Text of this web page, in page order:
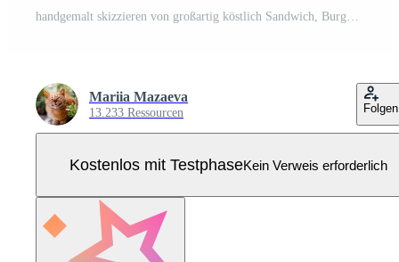
handgemalt skizzieren von großartig köstlich Sandwich, Burger, Hamburger isoliert auf Weiß Hintergrund. schnell Essen Jahrgang Illustration. Element zum das Design von Etiketten, Verpackung und Postkarten Pro Vektor
Mariia Mazaeva
13.233 Ressourcen Folgen
Kostenlos mit TestphaseKein Verweis erforderlich